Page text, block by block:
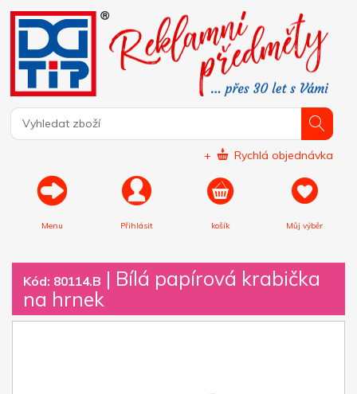
+ Rychlá objednávka
Menu Přihlásit košík Můj výběr
Kód: 80114.B | Bílá papírová krabička
na hrnek